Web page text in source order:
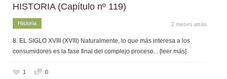
HISTORIA (Capítulo nº 119)
Historia 2 meses atrás
8. EL SIGLO XVIII (XVIII) Naturalmente, lo que más interesa a los
consumidores es la fase final del complejo proceso... [leer más]
1 0